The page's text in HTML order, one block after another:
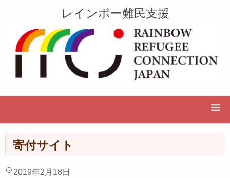
レインボー難民支援
寄付サイト
2019年2月18日